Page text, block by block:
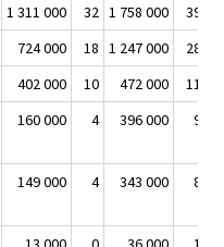
1 311 000 32 1 758 000
39
724 000 18 1 247 000
28
402 000 10 472 000
11
160 000 4 396 000 9
149 000 4 343 000 8